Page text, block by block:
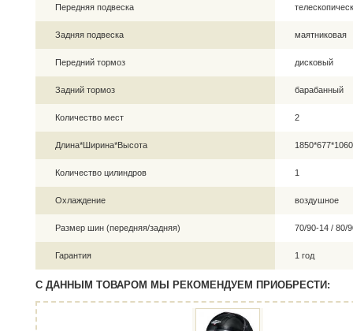
Передняя подвеска
Задняя подвеска маятниковая
Передний тормоз дисковый
Задний тормоз барабанный
Количество мест 2
Длина*Ширина*Высота
Количество цилиндров 1
Охлаждение воздушное
Размер шин (передняя/задняя) 70/90-14 / 80/
Гарантия 1 год
С ДАННЫМ ТОВАРОМ МЫ РЕКОМЕНДУЕМ ПРИОБРЕСТИ: